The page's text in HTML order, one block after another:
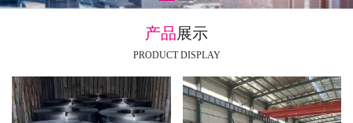
产品展示
PRODUCT DISPLAY